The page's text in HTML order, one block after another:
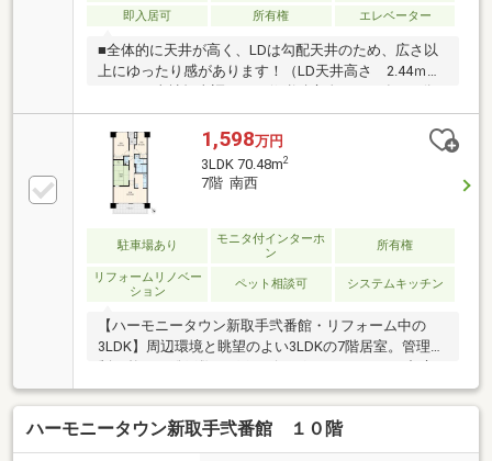
即入居可
所有権 エレベーター
■全体的に天井が高く、LDは勾配天井のため、広さ以
上にゆったり感があります！（LD天井高さ 2.44ｍ～
3.1ｍ ※当社担当調べ）・修繕積立金：2027年1月分
より月額1，000円増額、2028年1月分より月額140円～
570円増額予定。・ペット飼育について 飼育の対象
は体長50cm以下、体重は10kg以下、犬又は猫等とな
ります。・駐車場空きについては、管理事務所に確認
要。
1,598万円
3LDK 70.48m2
7階 南西
駐車場あり
モニタ付インターホ
ン
所有権
リフォームリノベー
ション
ペット相談可 システムキッチン
【ハーモニータウン新取手弐番館・リフォーム中の
3LDK】周辺環境と眺望のよい3LDKの7階居室。管理体
制の整った総戸数154戸のビッグコミュニティ。都市
ガス・オートロック・敷地内駐車場完備。快適なマン
ションライフを実現します。ハウスクリーニングも予
定しており、気持ちよく新生活をスタートできます。
《物件の特徴》■リフォーム中物件！■オートロック
ハーモニータウン新取手弐番館 １０階